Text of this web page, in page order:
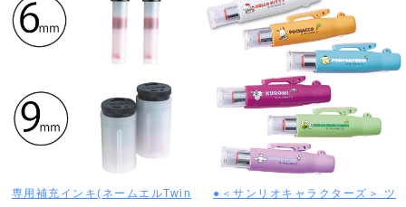
専用補充インキ(ネームエルTwin
●＜サンリオキャラクターズ＞ ツ